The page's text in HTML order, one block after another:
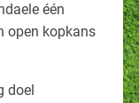
één
open kopkans
doel